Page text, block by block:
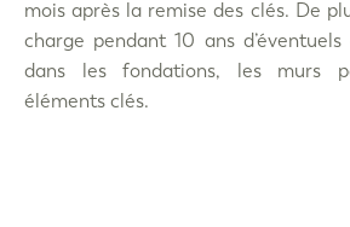
mois après la remise des clés. De
charge pendant 10 ans
dans les fondations, les murs
éléments clés.